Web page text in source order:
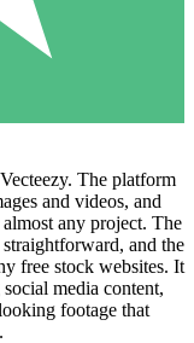
The platform
and videos, and
any project. The
and the
free stock websites. It
media content,
footage that